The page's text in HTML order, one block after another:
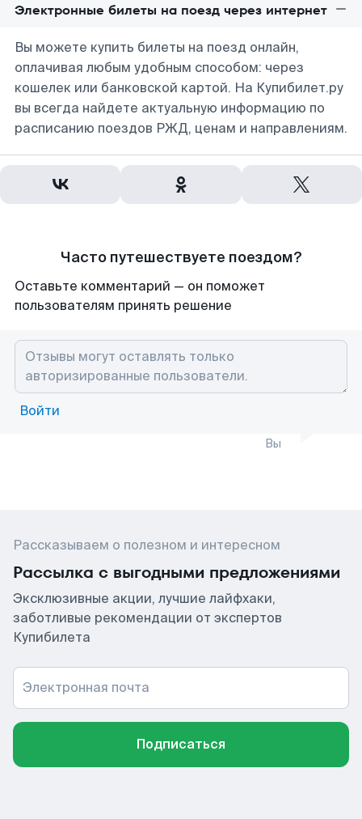
Электронные билеты на поезд через интернет
Вы можете купить билеты на поезд онлайн,
оплачивая любым удобным способом: через
кошелек или банковской картой. На Купибилет.ру
вы всегда найдете актуальную информацию по
расписанию поездов РЖД, ценам и направлениям.
Часто путешествуете поездом?
Оставьте комментарий — он поможет
пользователям принять решение
Войти
Вы
Рассказываем о полезном и интересном
Рассылка с выгодными предложениями
Эксклюзивные акции, лучшие лайфхаки,
заботливые рекомендации от экспертов
Купибилета
Электронная почта
Подписаться